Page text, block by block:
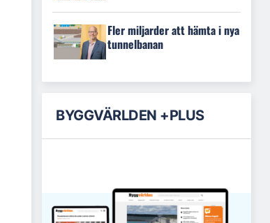
Fler miljarder att hämta i nya
tunnelbanan
BYGGVÄRLDEN +PLUS